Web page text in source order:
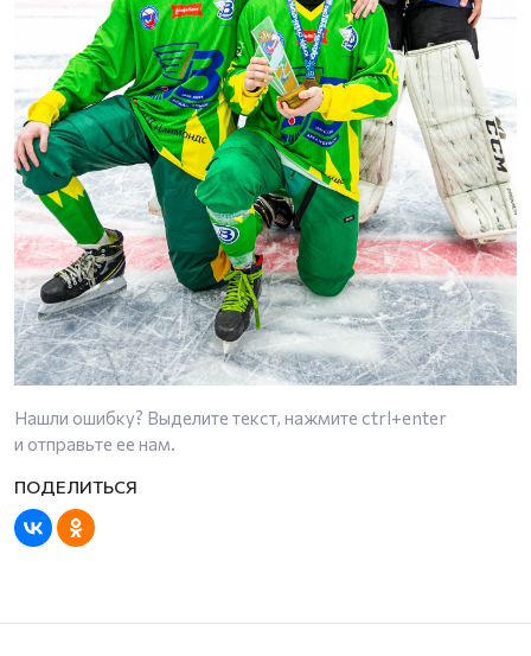
Нашли ошибку? Выделите текст, нажмите ctrl+enter
и отправьте ее нам.